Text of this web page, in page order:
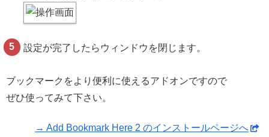
設定が完了したらウィンドウを閉じます。
ブックマークをより便利に使えるアドオンですので
ぜひ使ってみて下さい。
→ Add Bookmark Here 2 のインストールページへ